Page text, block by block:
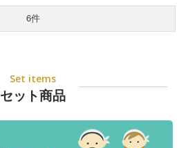
6件
Set items
セット商品